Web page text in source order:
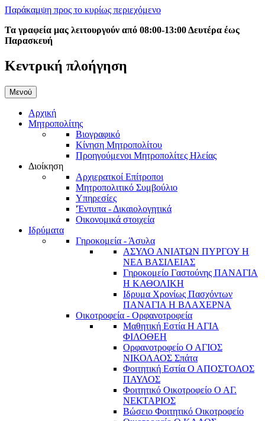
Παράκαμψη προς το κυρίως περιεχόμενο
Τα γραφεία μας λειτουργούν από 08:00-13:00 Δευτέρα έως
Παρασκευή
Κεντρική πλοήγηση
Μενού
Αρχική
Μητροπολίτης
Βιογραφικό
Κίνηση Μητροπολίτου
Προηγούμενοι Μητροπολίτες Ηλείας
Διοίκηση
Αρχιερατκοί Επίτροποι
Μητροπολιτικό Συμβούλιο
Υπηρεσίες
'Έντυπα - Δικαιολογητικά
Οικονομικά στοιχεία
Ιδρύματα
Γηροκομεία - Άσυλα
ΑΣΥΛΟ ΑΝΙΑΤΩΝ ΠΥΡΓΟΥ Η
ΝΕΑ ΒΑΣΙΛΕΙΑΣ
Γηροκομείο Γαστούνης ΠΑΝΑΓΙΑ
Η ΚΑΘΟΛΙΚΗ
Ιδρυμα Χρονίως Πασχόντων
ΠΑΝΑΓΙΑ Η ΒΛΑΧΕΡΝΑ
Οικοτροφεία - Ορφανοτροφεία
Μαθητική Εστία Η ΑΓΙΑ
ΦΙΛΟΘΕΗ
Ορφανοτροφείο Ο ΑΓΙΟΣ
ΝΙΚΟΛΑΟΣ Σπάτα
Φοιτητική Εστία Ο ΑΠΟΣΤΟΛΟΣ
ΠΑΥΛΟΣ
Φοιτητικό Οικοτροφείο Ο ΑΓ.
ΝΕΚΤΑΡΙΟΣ
Βώσειο Φοιτητικό Οικοτροφείο